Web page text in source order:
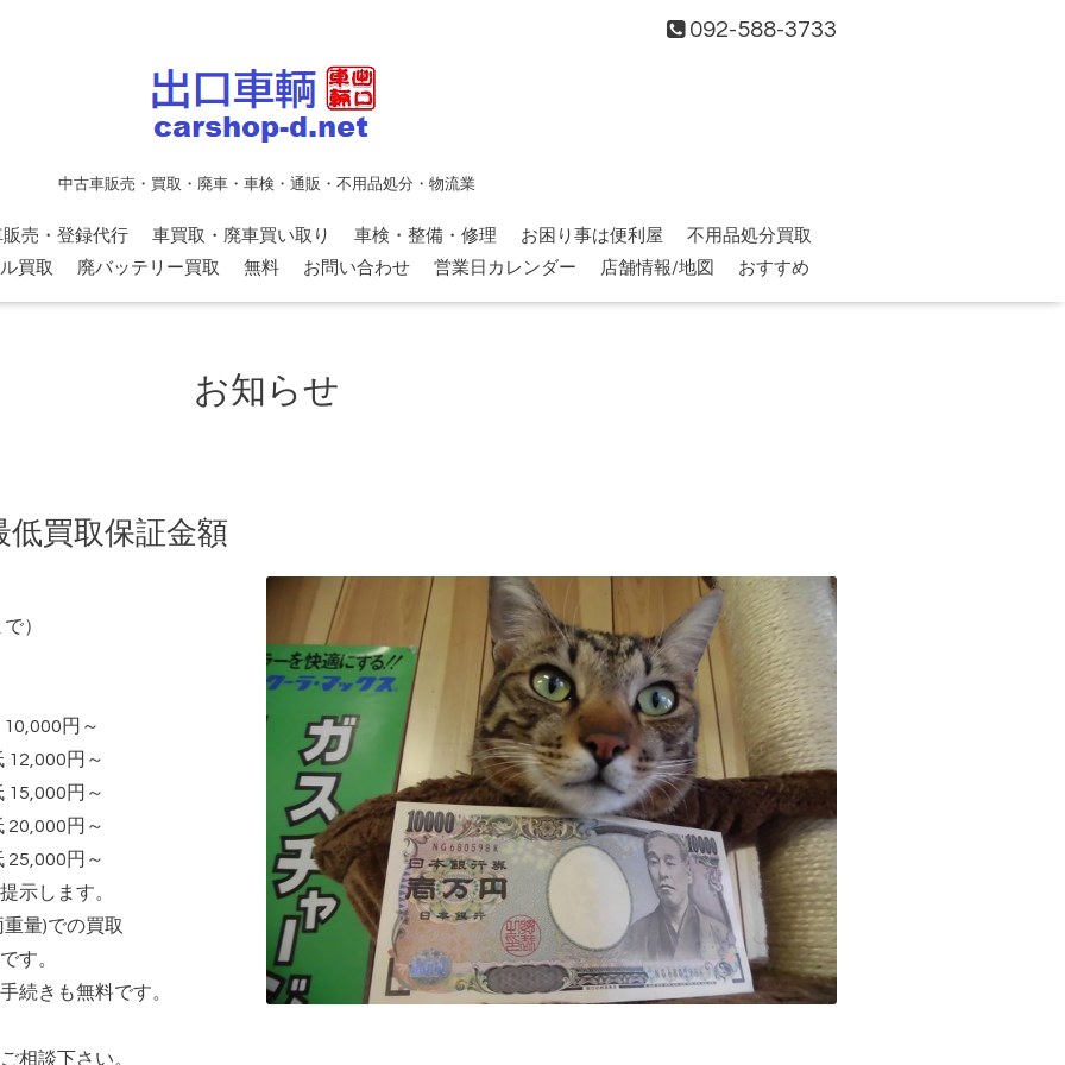
092-588-3733
中古車販売・買取・廃車・車検・通販・不用品処分・物流業
売・登録代行 車買取・廃車買い取り 車検・整備・修理 お困り事は便利屋
不用品処分買取
買取
廃バッテリー買取 無料 お問い合わせ 営業日カレンダー 店舗情報/地図 おすすめ
お知らせ
買取保証金額
）
円～
円～
円～
円～
円～
示します。
量)での買取
す。
続きも無料です。
相談下さい。